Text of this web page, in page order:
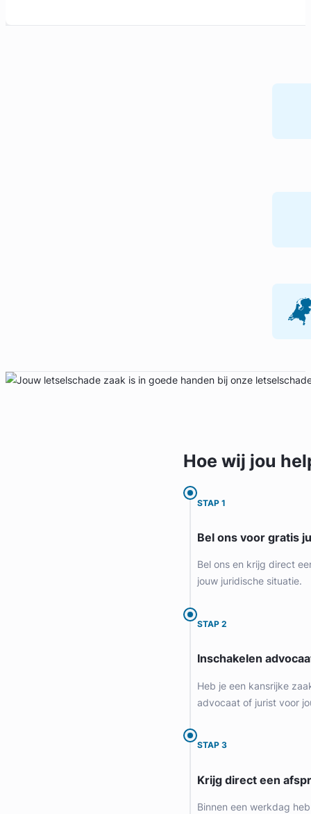
Hoe wij jou
STAP 1
Bel ons voor gratis
Bel ons en krijg direct
jouw juridische situatie.
STAP 2
Inschakelen
Heb je een kansrijke
advocaat of jurist voor
STAP 3
Krijg direct een
Binnen een werkdag